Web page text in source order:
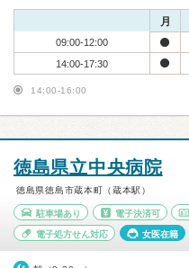
月
09:00-12:00
14:00-17:30
14:00-16:00
徳島県立中央病院
徳島県徳島市蔵本町（蔵本駅）
駐車場あり 電子決済可
電子処方せん対応 女医在籍